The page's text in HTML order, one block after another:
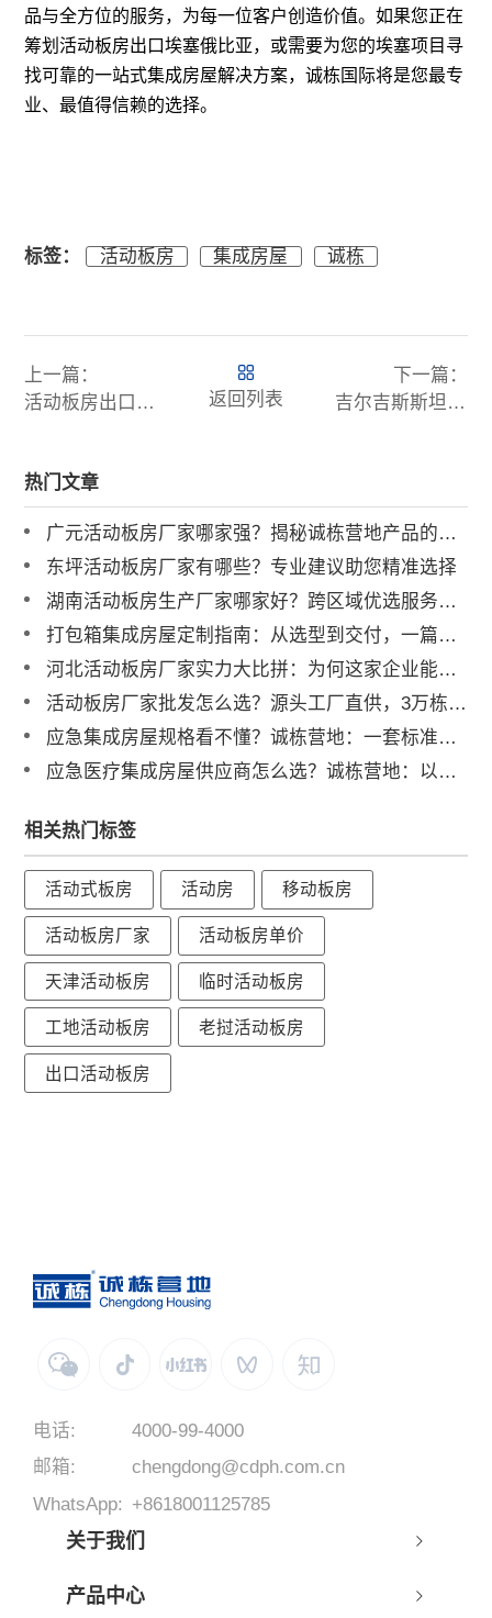
品与全方位的服务，为每一位客户创造价值。如果您正在
筹划活动板房出口埃塞俄比亚，或需要为您的埃塞项目寻
找可靠的一站式集成房屋解决方案，诚栋国际将是您最专
业、最值得信赖的选择。
标签： 活动板房 集成房屋 诚栋
上一篇：
活动板房出口阿根廷：一站式营地宿舍办公一体化解决方案
返回列表
下一篇：
吉尔吉斯斯坦集成房屋出口首选：北京诚栋国际营地集成房屋，工程临建定制方案专家
热门文章
广元活动板房厂家哪家强？揭秘诚栋营地产品的硬核实力
东坪活动板房厂家有哪些？专业建议助您精准选择
湖南活动板房生产厂家哪家好？跨区域优选服务商解析
打包箱集成房屋定制指南：从选型到交付，一篇讲透
河北活动板房厂家实力大比拼：为何这家企业能成行业标杆？
活动板房厂家批发怎么选？源头工厂直供，3万栋年产能助力工程提速
应急集成房屋规格看不懂？诚栋营地：一套标准，多重保障，定义行业品质标杆
应急医疗集成房屋供应商怎么选？诚栋营地：以专业产品守护生命防线，赋能高效应急响应
相关热门标签
活动式板房 活动房 移动板房
活动板房厂家 活动板房单价
天津活动板房 临时活动板房
工地活动板房 老挝活动板房
出口活动板房
电话:
4000-99-4000
邮箱:
chengdong@cdph.com.cn
WhatsApp: +8618001125785
关于我们
产品中心